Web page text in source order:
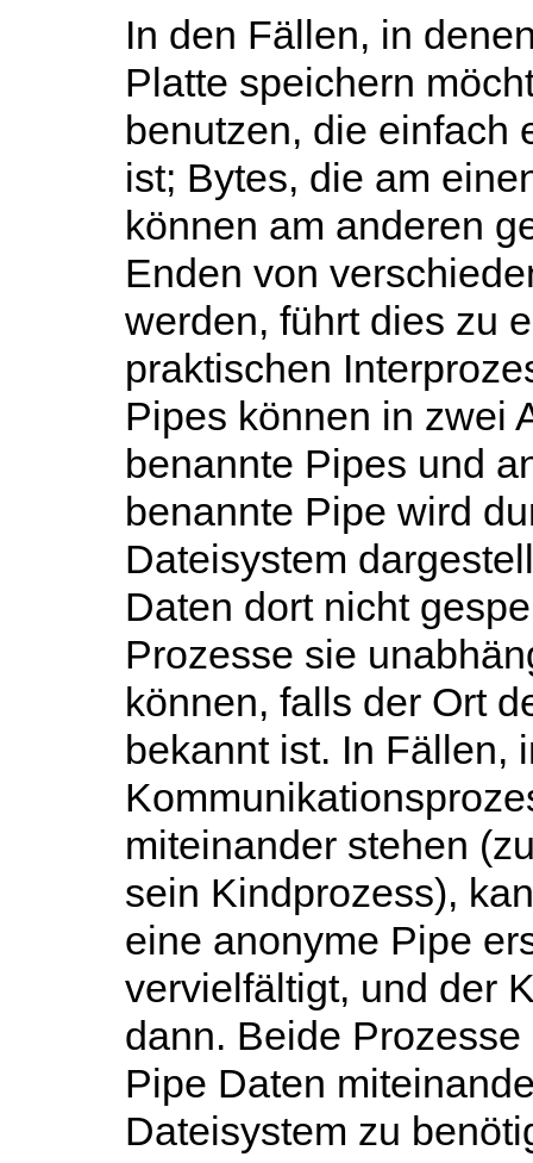
In den Fällen, in
Platte speichern
benutzen, die einfach
ist; Bytes, die am
können am anderen
Enden von
werden, führt dies zu
praktischen
Pipes können in zwei
benannte Pipes und
benannte Pipe wird
Dateisystem
Daten dort nicht
Prozesse sie
können, falls der Ort
bekannt ist. In Fällen,
miteinander stehen
sein Kindprozess),
eine anonyme Pipe
vervielfältigt, und der
dann. Beide
Pipe Daten
Dateisystem zu